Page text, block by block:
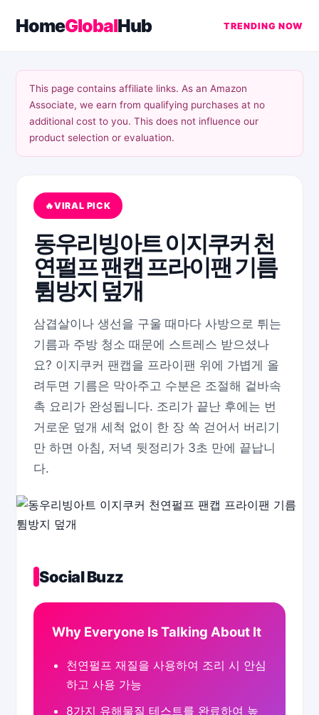
HomeGlobalHub TRENDING NOW
This page contains affiliate links. As an Amazon
Associate, we earn from qualifying purchases at no
additional cost to you. This does not influence our
product selection or evaluation.
VIRAL PICK
동우리빙아트 이지쿠커 천
연펄프 팬캡 프라이팬 기름
튐방지 덮개
삼겹살이나 생선을 구울 때마다 사방으로 튀는
기름과 주방 청소 때문에 스트레스 받으셨나
요? 이지쿠커 팬캡을 프라이팬 위에 가볍게 올
려두면 기름은 막아주고 수분은 조절해 겉바속
촉 요리가 완성됩니다. 조리가 끝난 후에는 번
거로운 덮개 세척 없이 한 장 쏙 걷어서 버리기
만 하면 아침, 저녁 뒷정리가 3초 만에 끝납니
다.
Social Buzz
Why Everyone Is Talking About It
천연펄프 재질을 사용하여 조리 시 안심
하고 사용 가능
8가지 유해물질 테스트를 완료하여 높